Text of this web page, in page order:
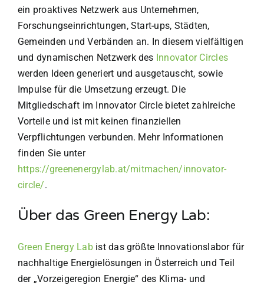
ein proaktives Netzwerk aus Unternehmen,
Forschungseinrichtungen, Start-ups, Städten,
Gemeinden und Verbänden an. In diesem vielfältigen
und dynamischen Netzwerk des Innovator Circles
werden Ideen generiert und ausgetauscht, sowie
Impulse für die Umsetzung erzeugt. Die
Mitgliedschaft im Innovator Circle bietet zahlreiche
Vorteile und ist mit keinen finanziellen
Verpflichtungen verbunden. Mehr Informationen
finden Sie unter
https://greenenergylab.at/mitmachen/innovator-
circle/.
Über das Green Energy Lab:
Green Energy Labist das größte Innovationslabor für
nachhaltige Energielösungen in Österreich und Teil
der „Vorzeigeregion Energie“ des Klima- und